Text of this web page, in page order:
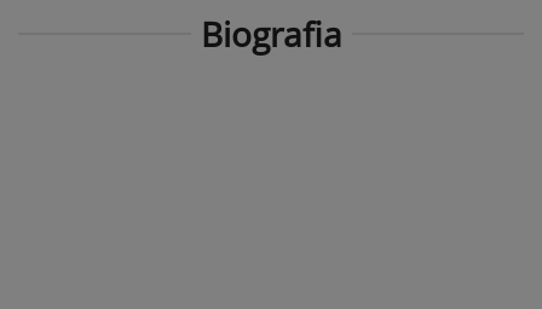
Biografia